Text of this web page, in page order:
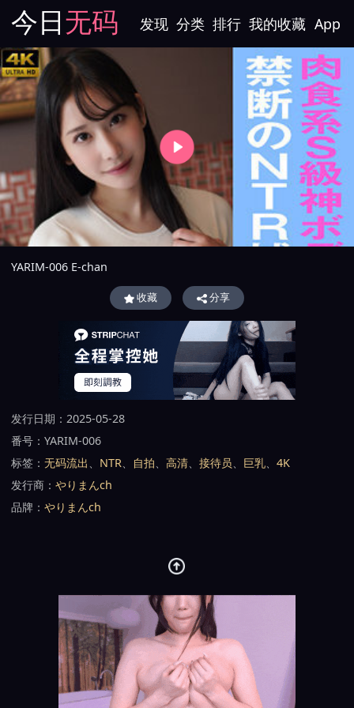
今日无码 发现 分类 排行 我的收藏 App
YARIM-006 E-chan
收藏 分享
发行日期：2025-05-28
番号：YARIM-006
标签：无码流出、 NTR、 自拍、高清、接待员、 巨乳、4K
发行商：やりまんch
品牌：やりまんch